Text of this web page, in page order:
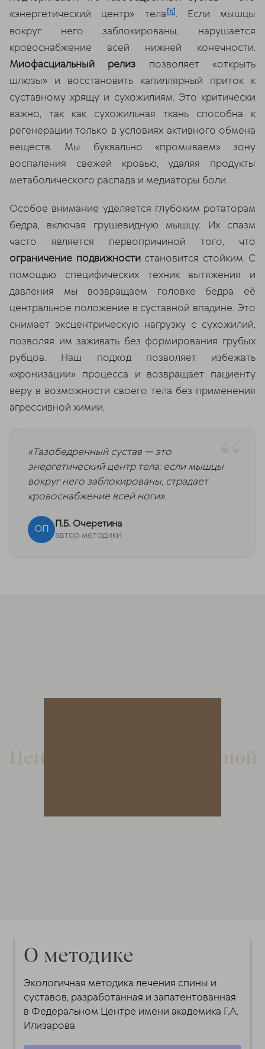
«энергетический центр» тела[5]. Если мышцы
вокруг него заблокированы, нарушается
кровоснабжение всей нижней конечности.
Миофасциальный релиз позволяет «открыть
шлюзы» и восстановить капиллярный приток к
суставному хрящу и сухожилиям. Это критически
важно, так как сухожильная ткань способна к
регенерации только в условиях активного обмена
веществ. Мы буквально «промываем» зону
воспаления свежей кровью, удаляя продукты
метаболического распада и медиаторы боли.
Особое внимание уделяется глубоким ротаторам
бедра, включая грушевидную мышцу. Их спазм
часто является первопричиной того, что
ограничение подвижностистановится стойким. С
помощью специфических техник вытяжения и
давления мы возвращаем головке бедра её
центральное положение в суставной впадине. Это
снимает эксцентрическую нагрузку с сухожилий,
позволяя им заживать без формирования грубых
рубцов. Наш подход позволяет избежать
«хронизации» процесса и возвращает пациенту
веру в возможности своего тела без применения
агрессивной химии.
«Тазобедренный сустав — это
энергетический центр тела: если мышцы
вокруг него заблокированы, страдает
кровоснабжение всей ноги».
ОП П.Б. Очеретина
автор методики
Центр доктора Очеретиной
О методике
Экологичная методика лечения спины и
суставов, разработанная и запатентованная
в Федеральном Центре имени академика Г.А.
Илизарова